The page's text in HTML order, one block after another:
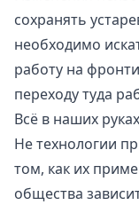
сохранять
необходимо
работу на
переходу туда
Всё в наших руках
Не технологии
том, как их
общества